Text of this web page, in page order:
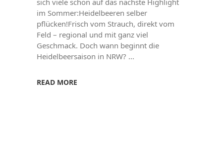
sich viele schon auf das nächste Highlight
im Sommer:Heidelbeeren selber
pflücken!Frisch vom Strauch, direkt vom
Feld – regional und mit ganz viel
Geschmack. Doch wann beginnt die
Heidelbeersaison in NRW?
READ MORE